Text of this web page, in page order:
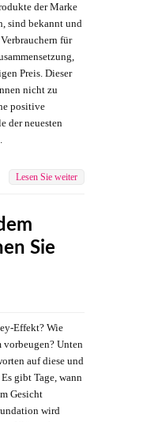
der Marke
sind bekannt und
für
Preis. Dieser
nicht zu
positive
der neuesten
Lesen Sie weiter
Sie
Effekt? Wie
Unten
auf diese und
gibt Tage, wann
Gesicht
wird